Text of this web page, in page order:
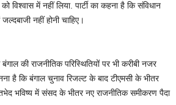
विश्वास में नहीं लिया. पार्टी का कहना है कि संविधान
नहीं होनी चाहिए।
की राजनीतिक परिस्थितियों पर भी करीबी नजर
है कि बंगाल चुनाव रिजल्ट के बाद टीएमसी के भीतर
भविष्य में संसद के भीतर नए राजनीतिक समीकरण पैदा